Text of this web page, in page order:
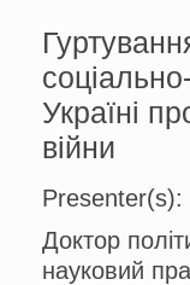
Україні
війни
Доктор
науковий